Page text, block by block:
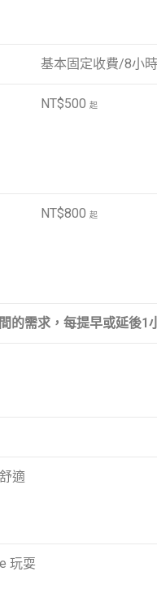
基本固定收費/8小時
NT$500 起
NT$800 起
的需求，每提早或延後
適
玩耍